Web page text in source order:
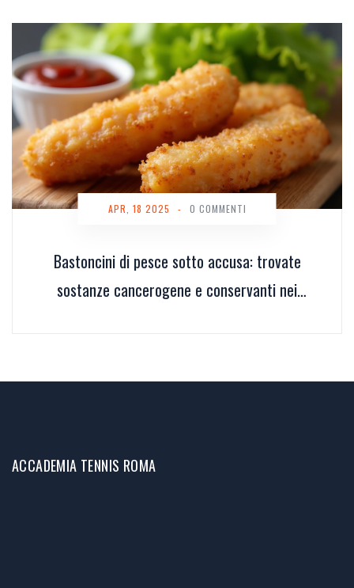
Bastoncini di pesce sotto accusa: trovate
sostanze cancerogene e conservanti nei
APR, 18 2025 - 0 COMMENTI
ACCADEMIA TENNIS ROMA